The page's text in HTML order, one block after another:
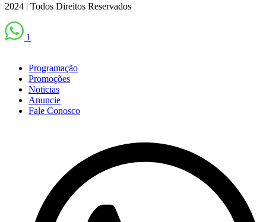
2024 | Todos Direitos Reservados
1
Programação
Promoções
Noticias
Anuncie
Fale Conosco